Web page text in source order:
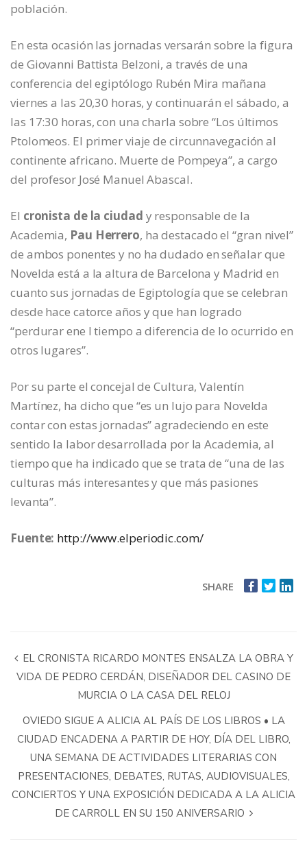
población.
En esta ocasión las jornadas versarán sobre la figura
de Giovanni Battista Belzoni, a través de una
conferencia del egiptólogo Rubén Mira mañana
viernes a las 20,30 horas, y continuarán el sábado, a
las 17:30 horas, con una charla sobre “Los últimos
Ptolomeos. El primer viaje de circunnavegación al
continente africano. Muerte de Pompeya”, a cargo
del profesor José Manuel Abascal.
El cronista de la ciudad y responsable de la
Academia, Pau Herrero, ha destacado el “gran nivel”
de ambos ponentes y no ha dudado en señalar que
Novelda está a la altura de Barcelona y Madrid en
cuanto sus jornadas de Egiptología que se celebran
desde hace catorce años y que han logrado
“perdurar ene l tiempo a diferencia de lo ocurrido en
otros lugares”.
Por su parte el concejal de Cultura, Valentín
Martínez, ha dicho que “es un lujo para Novelda
contar con estas jornadas” agradeciendo en este
sentido la labor desarrollada por la Academia, al
tiempo que ha indicado que se trata de “una de las
culturas más interesantes y que más pasiones
levanta”.
Fuente: http://www.elperiodic.com/
SHARE
EL CRONISTA RICARDO MONTES ENSALZA LA OBRA Y
VIDA DE PEDRO CERDÁN, DISEÑADOR DEL CASINO DE
MURCIA O LA CASA DEL RELOJ
OVIEDO SIGUE A ALICIA AL PAÍS DE LOS LIBROS • LA
CIUDAD ENCADENA A PARTIR DE HOY, DÍA DEL LIBRO,
UNA SEMANA DE ACTIVIDADES LITERARIAS CON
PRESENTACIONES, DEBATES, RUTAS, AUDIOVISUALES,
CONCIERTOS Y UNA EXPOSICIÓN DEDICADA A LA ALICIA
DE CARROLL EN SU 150 ANIVERSARIO